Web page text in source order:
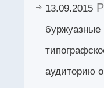
13.09.2015
буржуазные
аудиторию